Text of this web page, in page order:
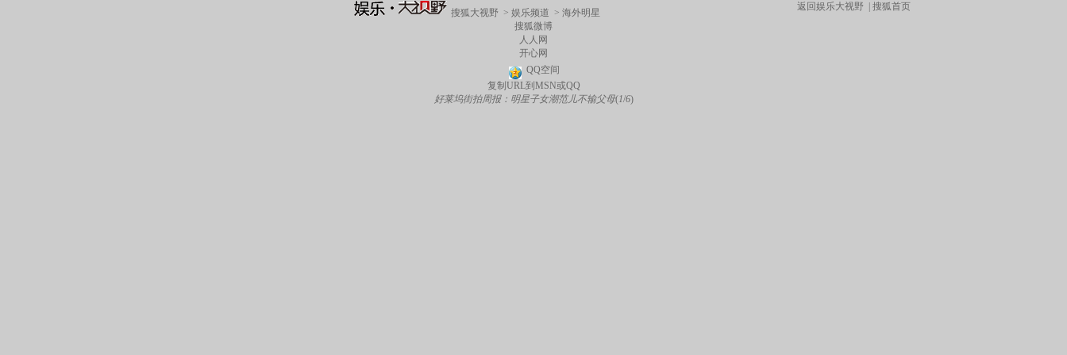
搜狐大视野 > 娱乐频道 > 海外明星
返回娱乐大视野
搜狐首页
搜狐微博
人人网
开心网
QQ空间
复制URL到MSN或QQ
好莱坞街拍周报：明星子女潮范儿不输父母(1/6)